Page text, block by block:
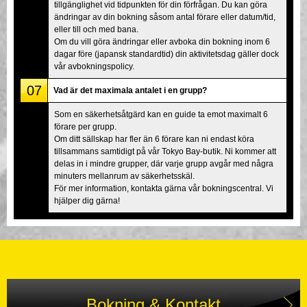
tillgänglighet vid tidpunkten för din förfrågan. Du kan göra
ändringar av din bokning såsom antal förare eller datum/tid,
eller till och med bana.
Om du vill göra ändringar eller avboka din bokning inom 6
dagar före (japansk standardtid) din aktivitetsdag gäller dock
vår avbokningspolicy.
07 Vad är det maximala antalet i en grupp?
Som en säkerhetsåtgärd kan en guide ta emot maximalt 6
förare per grupp.
Om ditt sällskap har fler än 6 förare kan ni endast köra
tillsammans samtidigt på vår Tokyo Bay-butik. Ni kommer att
delas in i mindre grupper, där varje grupp avgår med några
minuters mellanrum av säkerhetsskäl.
För mer information, kontakta gärna vår bokningscentral. Vi
hjälper dig gärna!